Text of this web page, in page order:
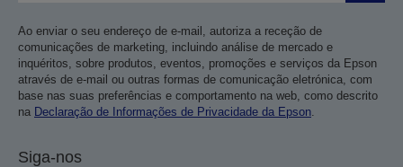
Ao enviar o seu endereço de e-mail, autoriza a receção de
comunicações de marketing, incluindo análise de mercado e
inquéritos, sobre produtos, eventos, promoções e serviços da Epson
através de e-mail ou outras formas de comunicação eletrónica, com
base nas suas preferências e comportamento na web, como descrito
na Declaração de Informações de Privacidade da Epson.
Siga-nos